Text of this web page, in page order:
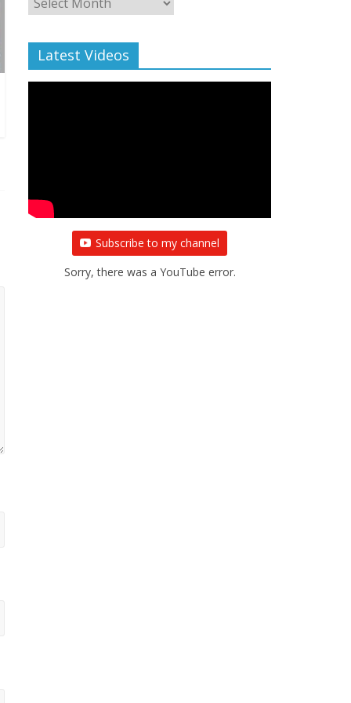
Archive
Latest Videos
Subscribe to my channel
Sorry, there was a YouTube error.